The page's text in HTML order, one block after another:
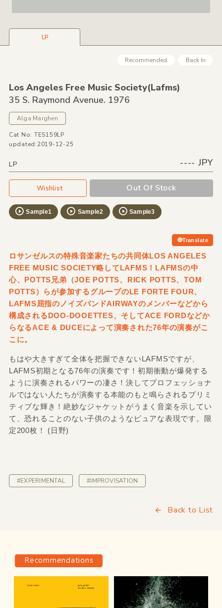
LP
Recommended Back In
Los Angeles Free Music Society(Lafms)
35 S. Raymond Avenue. 1976
Alga Marghen
Cat No: TES159LP
updated:2019-12-25
LP ---- JPY
Wishlist Out Of Stock
Sample1 Sample2 Sample3
Translate
ロサンゼルスの特殊音楽家たちの共同体LOS ANGELES
FREE MUSIC SOCIETY略してLAFMS！LAFMSの中
心、POTTS兄弟（JOE POTTS、RICK POTTS、TOM
POTTS）らが参加するグループのLE FORTE FOUR、
LAFMS屈指のノイズバンドAIRWAYのメンバーなどから
構成されるDOO-DOOETTES、そしてACE FORDなどか
らなるACE & DUCEによって演奏された76年の演奏がこ
こに。
もはや大きすぎて全体を把握できないLAFMSですが、
LAFMS初期となる76年の演奏です！初期衝動が爆発する
ように演奏されるパワーの凄さ！決してプロフェッショナ
ルではない人たちが演奏する本能のもと鳴らされるプリミ
ティブな輝き！絶妙なジャケットがうまく音楽を示してい
て、恐れることのない子供のようなピュアな表現です。限
定200枚！ (日野)
#EXPERIMENTAL #IMPROVISATION
Back to List
Recommendations